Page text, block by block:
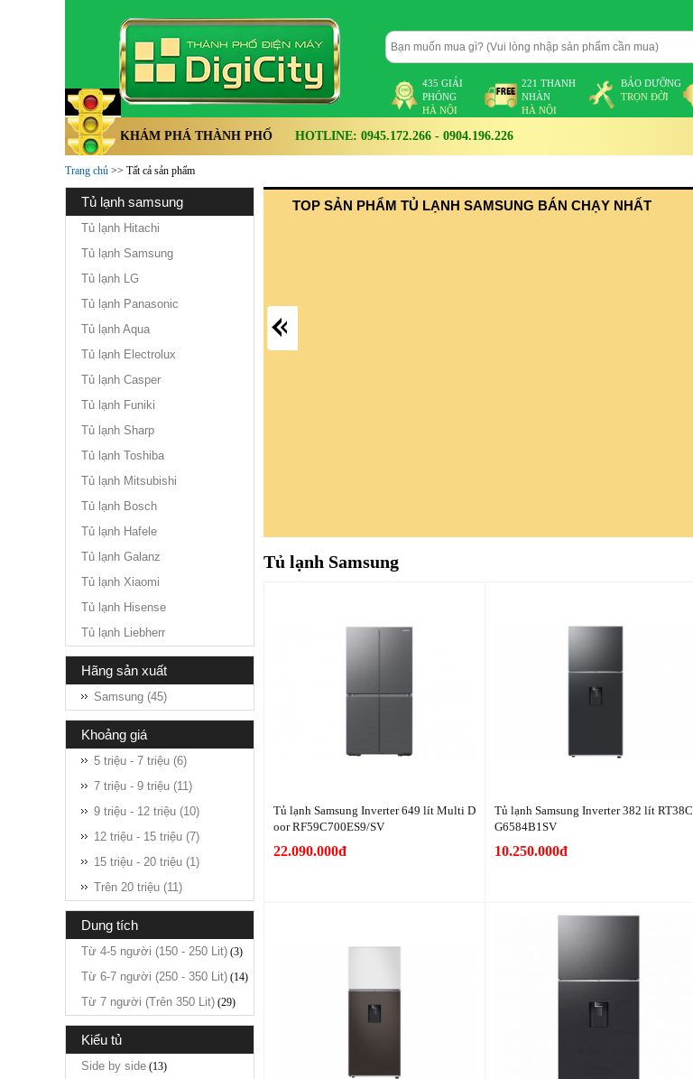
435 GIẢI
PHÓNG
HÀ NỘI
221 THANH
NHÀN
HÀ NỘI
BẢO DƯỠNG
TRỌN ĐỜI
KHÁM PHÁ THÀNH PHỐ HOTLINE: 0945.172.266 - 0904.196.226
Trang chủ >> Tất cả sản phẩm
tủ lạnh samsung
Tủ lạnh Hitachi
Tủ lạnh Samsung
Tủ lạnh LG
Tủ lạnh Panasonic
Tủ lạnh Aqua
Tủ lạnh Electrolux
Tủ lạnh Casper
Tủ lạnh Funiki
Tủ lạnh Sharp
Tủ lạnh Toshiba
Tủ lạnh Mitsubishi
Tủ lạnh Bosch
Tủ lạnh Hafele
Tủ lạnh Galanz
Tủ lạnh Xiaomi
Tủ lạnh Hisense
Tủ lạnh Liebherr
hãng sản xuất
Samsung (45)
khoảng giá
5 triệu - 7 triệu (6)
7 triệu - 9 triệu (11)
9 triệu - 12 triệu (10)
12 triệu - 15 triệu (7)
15 triệu - 20 triệu (1)
Trên 20 triệu (11)
dung tích
Từ 4-5 người (150 - 250 Lit) (3)
Từ 6-7 người (250 - 350 Lit) (14)
Từ 7 người (Trên 350 Lit) (29)
kiểu tủ
Side by side (13)
TOP SẢN PHẨM TỦ LẠNH SAMSUNG BÁN CHẠY NHẤT
Tủ lạnh Samsung
Tủ lạnh Samsung Inverter 649 lít Multi D
oor RF59C700ES9/SV
22.090.000đ
Tủ lạnh Samsung Inverter 382 lít RT38C
G6584B1SV
10.250.000đ